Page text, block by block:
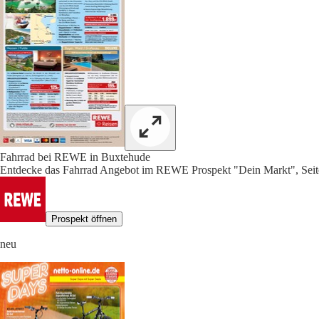
Fahrrad bei REWE in Buxtehude
Entdecke das Fahrrad Angebot im REWE Prospekt "Dein Markt",
Prospekt öffnen
neu